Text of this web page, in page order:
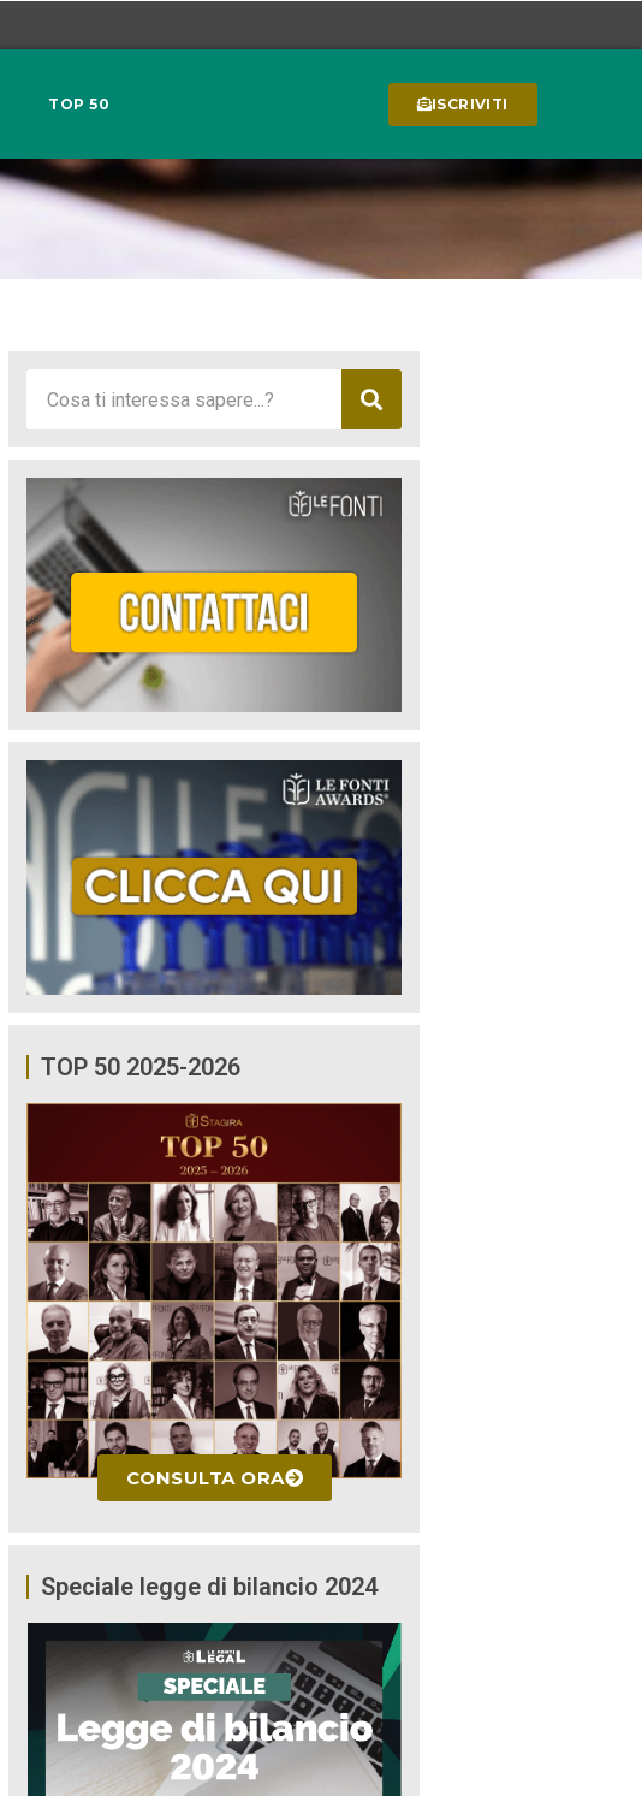
TOP 50 ISCRIVITI
TOP 50 2025-2026
CONSULTA ORA
Speciale legge di bilancio 2024